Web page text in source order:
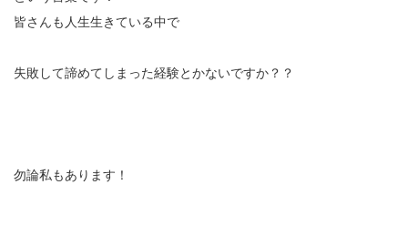
皆さんも人生生きている中で
失敗して諦めてしまった経験とかないですか？？
勿論私もあります！